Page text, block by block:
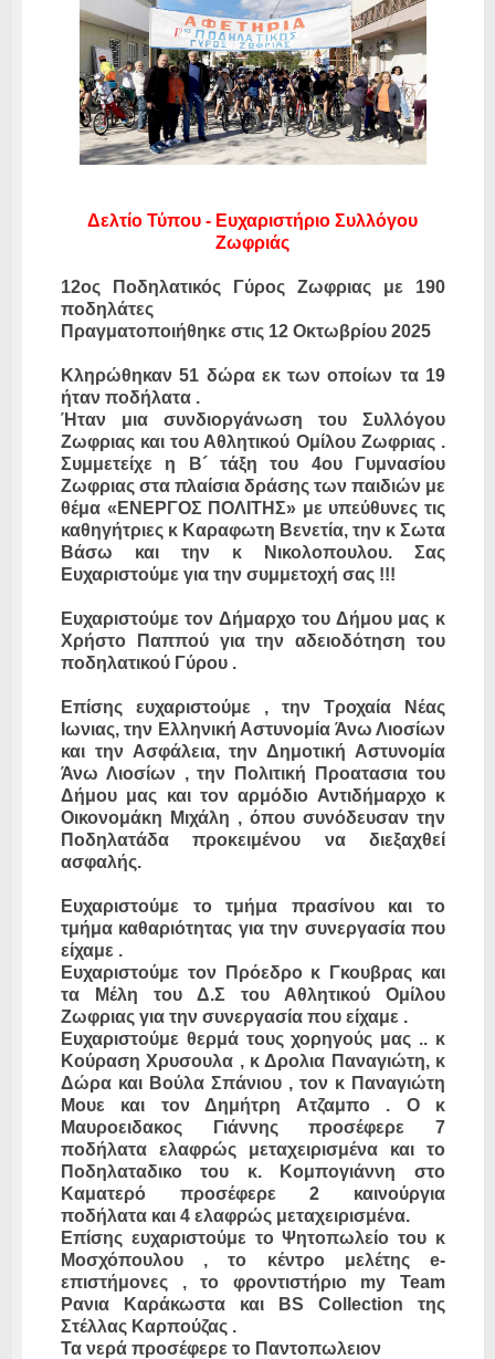
Δελτίο Τύπου - Ευχαριστήριο Συλλόγου
Ζωφριάς
12ος Ποδηλατικός Γύρος Ζωφριας με 190
ποδηλάτες
Πραγματοποιήθηκε στις 12 Οκτωβρίου 2025
Κληρώθηκαν 51 δώρα εκ των οποίων τα 19
ήταν ποδήλατα .
Ήταν μια συνδιοργάνωση του Συλλόγου
Ζωφριας και του Αθλητικού Ομίλου Ζωφριας .
Συμμετείχε η Β´ τάξη του 4ου Γυμνασίου
Ζωφριας στα πλαίσια δράσης των παιδιών με
θέμα «ΕΝΕΡΓΟΣ ΠΟΛΙΤΗΣ» με υπεύθυνες τις
καθηγήτριες κ Καραφωτη Βενετία, την κ Σωτα
Βάσω και την κ Νικολοπουλου. Σας
Ευχαριστούμε για την συμμετοχή σας !!!
Ευχαριστούμε τον Δήμαρχο του Δήμου μας κ
Χρήστο Παππού για την αδειοδότηση του
ποδηλατικού Γύρου .
Επίσης ευχαριστούμε , την Τροχαία Νέας
Ιωνιας, την Ελληνική Αστυνομία Άνω Λιοσίων
και την Ασφάλεια, την Δημοτική Αστυνομία
Άνω Λιοσίων , την Πολιτική Προατασια του
Δήμου μας και τον αρμόδιο Αντιδήμαρχο κ
Οικονομάκη Μιχάλη , όπου συνόδευσαν την
Ποδηλατάδα προκειμένου να διεξαχθεί
ασφαλής.
Ευχαριστούμε το τμήμα πρασίνου και το
τμήμα καθαριότητας για την συνεργασία που
είχαμε .
Ευχαριστούμε τον Πρόεδρο κ Γκουβρας και
τα Μέλη του Δ.Σ του Αθλητικού Ομίλου
Ζωφριας για την συνεργασία που είχαμε .
Ευχαριστούμε θερμά τους χορηγούς μας .. κ
Κούραση Χρυσουλα , κ Δρολια Παναγιώτη, κ
Δώρα και Βούλα Σπάνιου , τον κ Παναγιώτη
Μουε και τον Δημήτρη Ατζαμπο . Ο κ
Μαυροειδακος Γιάννης προσέφερε 7
ποδήλατα ελαφρώς μεταχειρισμένα και το
Ποδηλαταδικο του κ. Κομπογιάννη στο
Καματερό προσέφερε 2 καινούργια
ποδήλατα και 4 ελαφρώς μεταχειρισμένα.
Επίσης ευχαριστούμε το Ψητοπωλείο του κ
Μοσχόπουλου , το κέντρο μελέτης e-
επιστήμονες , το φροντιστήριο my Team
Ρανια Καράκωστα και BS Collection της
Στέλλας Καρπούζας .
Τα νερά προσέφερε το Παντοπωλειον